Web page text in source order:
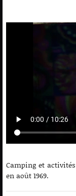
Camping et
en août 1969.